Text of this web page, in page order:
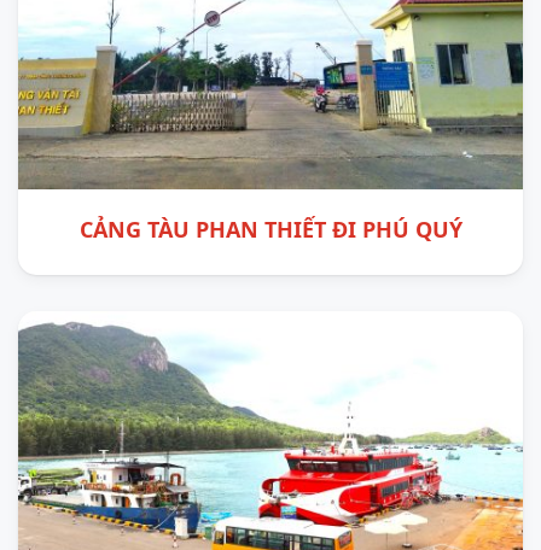
CẢNG TÀU PHAN THIẾT ĐI PHÚ QUÝ